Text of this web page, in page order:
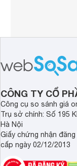
CÔNG TY CỔ
Công cụ so sánh giá
Trụ sở chính: Số 195
Hà Nội
Giấy chứng nhận
cấp ngày 02/12/2013